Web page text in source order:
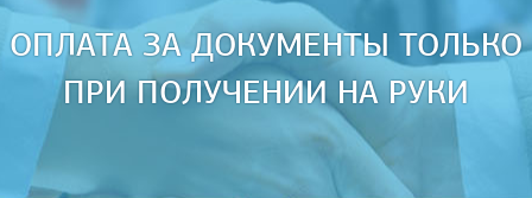
ОПЛАТА ЗА ДОКУМЕНТЫ ТОЛЬКО
ПРИ ПОЛУЧЕНИИ НА РУКИ